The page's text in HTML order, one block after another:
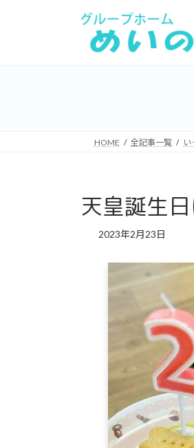
HOME 全記事一覧
天皇誕生
2023年2月23日